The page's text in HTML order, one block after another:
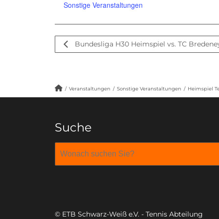
Sonstige Veranstaltungen
Bundesliga H30 Heimspiel vs. TC
/ Veranstaltungen / Sonstige Veranstaltungen / Heimspiel
Suche
© ETB Schwarz-Weiß e.V. - Tennis Abteilung